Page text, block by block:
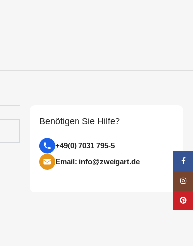
Benötigen Sie Hilfe?
+49(0) 7031 795-5
Email: info@zweigart.de